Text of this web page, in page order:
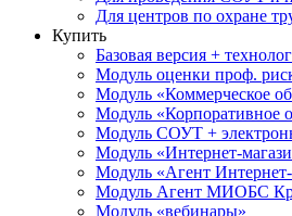
Для центров по охране
Купить
Базовая версия +
Модуль оценки проф.
Модуль «Коммерческое
Модуль «Корпоративное
Модуль СОУТ +
Модуль «Интернет-
Модуль «Агент Интернет-
Модуль Агент МИОБС
Модуль «вебинары»